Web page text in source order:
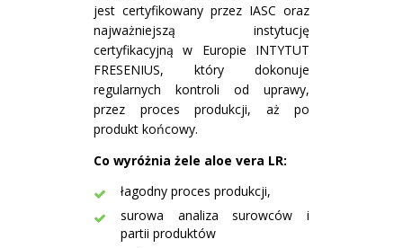
jest certyfikowany przez IASC oraz
najważniejszą instytucję
certyfikacyjną w Europie INTYTUT
FRESENIUS, który dokonuje
regularnych kontroli od uprawy,
przez proces produkcji, aż po
produkt końcowy.
Co wyróżnia żele aloe vera LR:
łagodny proces produkcji,
surowa analiza surowców i
partii produktów